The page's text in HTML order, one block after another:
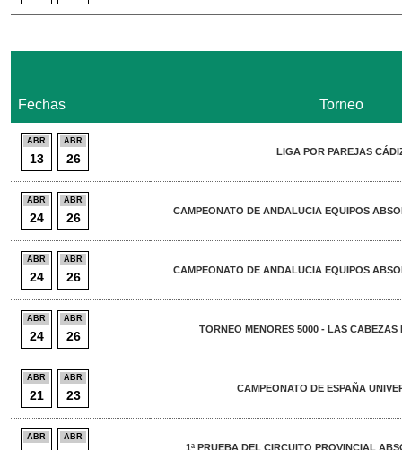
Fechas Torneo
ABR
13
ABR
26 LIGA POR PAREJAS
ABR
24
ABR
26 CAMPEONATO DE ANDALUCIA EQUIPOS
ABR
24
ABR
26 CAMPEONATO DE ANDALUCIA EQUIPOS
ABR
24
ABR
26 TORNEO MENORES 5000 - LAS CABEZAS
ABR
21
ABR
23 CAMPEONATO DE ESPAÑA
ABR ABR
1ª PRUEBA DEL CIRCUITO PROVINCIAL